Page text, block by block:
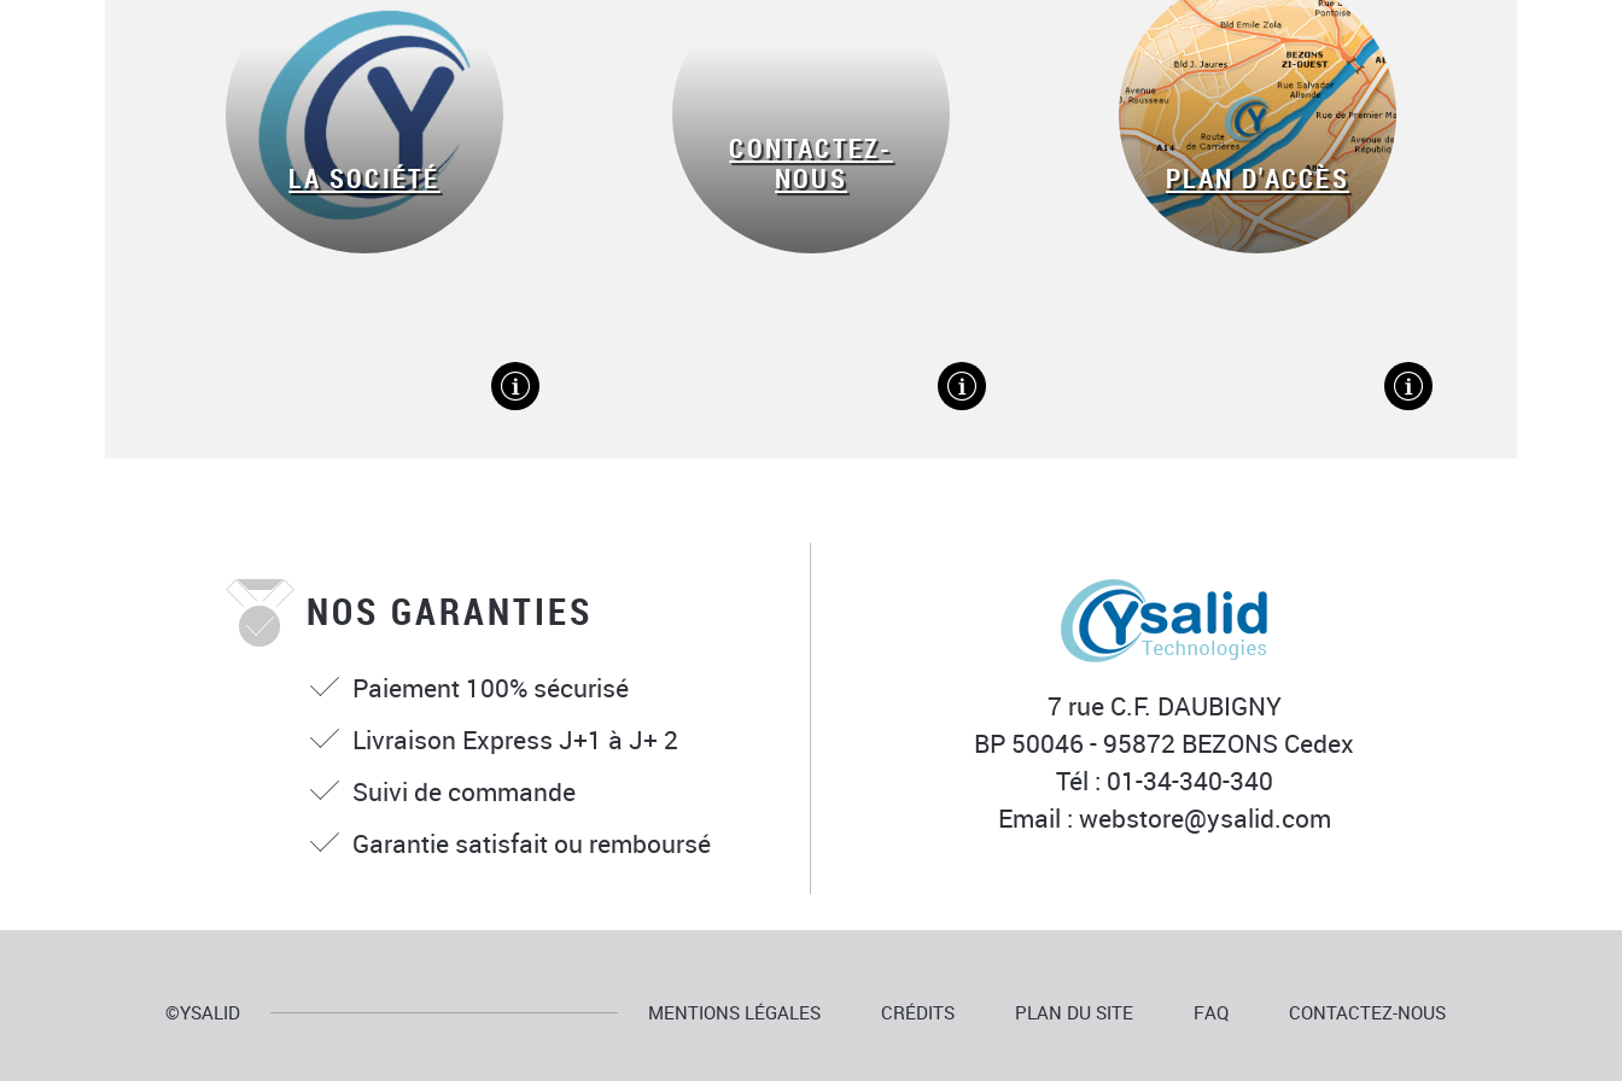
LA SOCIÉTÉ
CONTACTEZ-
NOUS
PLAN D'ACCÈS
NOS GARANTIES
Paiement 100% sécurisé
Livraison Express J+1 à J+ 2
Suivi de commande
Garantie satisfait ou remboursé
7 rue C.F. DAUBIGNY
BP 50046 - 95872 BEZONS Cedex
Tél : 01-34-340-340
Email : webstore@ysalid.com
©YSALID MENTIONS LÉGALES CRÉDITS PLAN DU SITE FAQ CONTACTEZ-NOUS